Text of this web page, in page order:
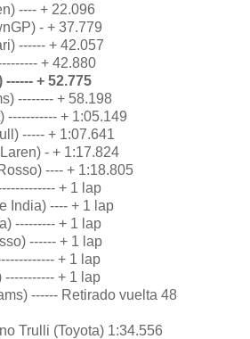
---- + 22.096
- + 37.779
------ + 42.057
+ 42.880
+ 52.775
-------- + 58.198
----------- + 1:05.149
----- + 1:07.641
- + 1:17.824
---- + 1:18.805
+ 1 lap
India) ---- + 1 lap
--------- + 1 lap
------ + 1 lap
+ 1 lap
+ 1 lap
------ Retirado vuelta 48
Trulli (Toyota) 1:34.556